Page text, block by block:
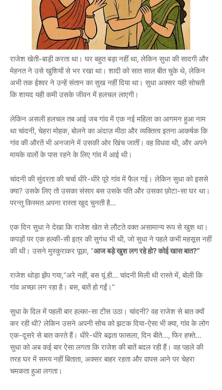
राजेश खेती-बाड़ी करता था। घर बहुत बड़ा नहीं था, लेकिन सुधा की सादगी और
मेहनत ने उसे खुशियों से भर रखा था। शादी को सात साल बीत चुके थे, लेकिन
अभी तक ईश्वर ने उन्हें संतान का सुख नहीं दिया था। सुधा अक्सर यही सोचती
कि शायद यही कमी उसके जीवन में हलचल लाएगी।
लेकिन असली हलचल तब आई जब गांव में एक नई महिला का आगमन हुआ नाम
था चांदनी, चेहरा मोहक, बोलने का अंदाज़ मीठा और व्यक्तित्व इतना आकर्षक कि
गांव की औरतें भी अनजाने में उसकी ओर खिंच जातीं। वह विधवा थी, और अपने
मायके वालों के पास रहने के लिए गांव में आई थी।
चांदनी की सुंदरता की चर्चा धीरे-धीरे पूरे गांव में फैल गई। लेकिन सुधा को इससे
क्या? उसके लिए तो उसका संसार बस उसके पति और उसका छोटा-सा घर था।
परन्तु किस्मत अपना रास्ता खुद चुनती है…
एक दिन सुधा ने देखा कि राजेश खेत से लौटते वक्त असामान्य रूप से खुश था।
कपड़ों पर एक हल्की-सी इत्र की सुगंध भी थी, जो सुधा ने पहले कभी महसूस नहीं
की थी। उसने मुस्कुराकर पूछा, “आज बड़े खुश लग रहे हो? कोई खास बात?”
राजेश थोड़ा झेंप गया,“अरे नहीं, बस यूं ही… चांदनी मिली थी रास्ते में, बोली कि
गांव अच्छा लग रहा है। बस, बातें हो गईं।”
सुधा के दिल में पहली बार हल्का-सा टीस उठा। चांदनी? वह राजेश से बात क्यों
कर रही थी? लेकिन उसने अपनी सोच को झटक दिया-ऐसा भी क्या, गांव के लोग
एक-दूसरे से बात करते हैं। धीरे-धीरे बढ़ता फासला, दिन बीते…, फिर हफ्ते…
सुधा को अब कई बार ऐसा लगता कि राजेश की बातें बदल रही हैं। वह पहले की
तरह घर में समय नहीं बिताता, अक्सर बाहर रहता और वापस आने पर चेहरा
चमकता हुआ लगता।